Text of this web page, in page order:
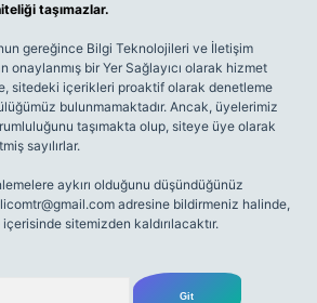
taşımazlar.
gereğince Bilgi Teknolojileri ve İletişim
onaylanmış bir Yer Sağlayıcı olarak hizmet
sitedeki içerikleri proaktif olarak denetleme
bulunmamaktadır. Ancak, üyelerimiz
taşımakta olup, siteye üye olarak
sayılırlar.
aykırı olduğunu düşündüğünüz
adresine bildirmeniz halinde,
sitemizden kaldırılacaktır.